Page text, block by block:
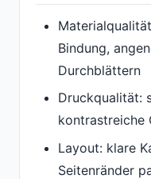
Bindung,
Durchblättern
Druckqualität:
kontrastreiche
Layout: klare
Seitenränder